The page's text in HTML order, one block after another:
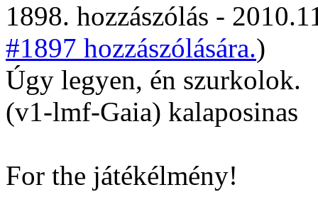
1898. hozzászólás -
#1897 hozzászólására.)
Úgy legyen, én szurkolok.
(v1-lmf-Gaia) kalaposinas
For the játékélmény!